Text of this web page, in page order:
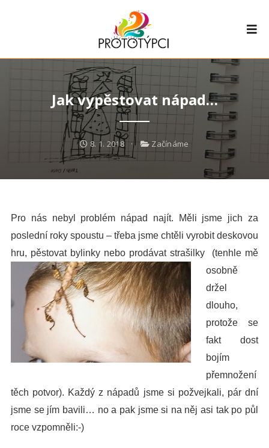
Jak vypěstovat nápad…
8. 1. 2018 Začínáme
Pro nás nebyl problém nápad najít. Měli jsme jich za
poslední roky spoustu – třeba jsme chtěli vyrobit deskovou
hru, pěstovat bylinky nebo prodávat strašilky
(tenhle mě
osobně
držel
dlouho,
protože se
fakt dost
bojím
přemnožení
těch potvor). Každý z nápadů jsme si požvejkali, pár dní
jsme se jím bavili… no a pak jsme si na něj asi tak po půl
roce vzpomněli:-)